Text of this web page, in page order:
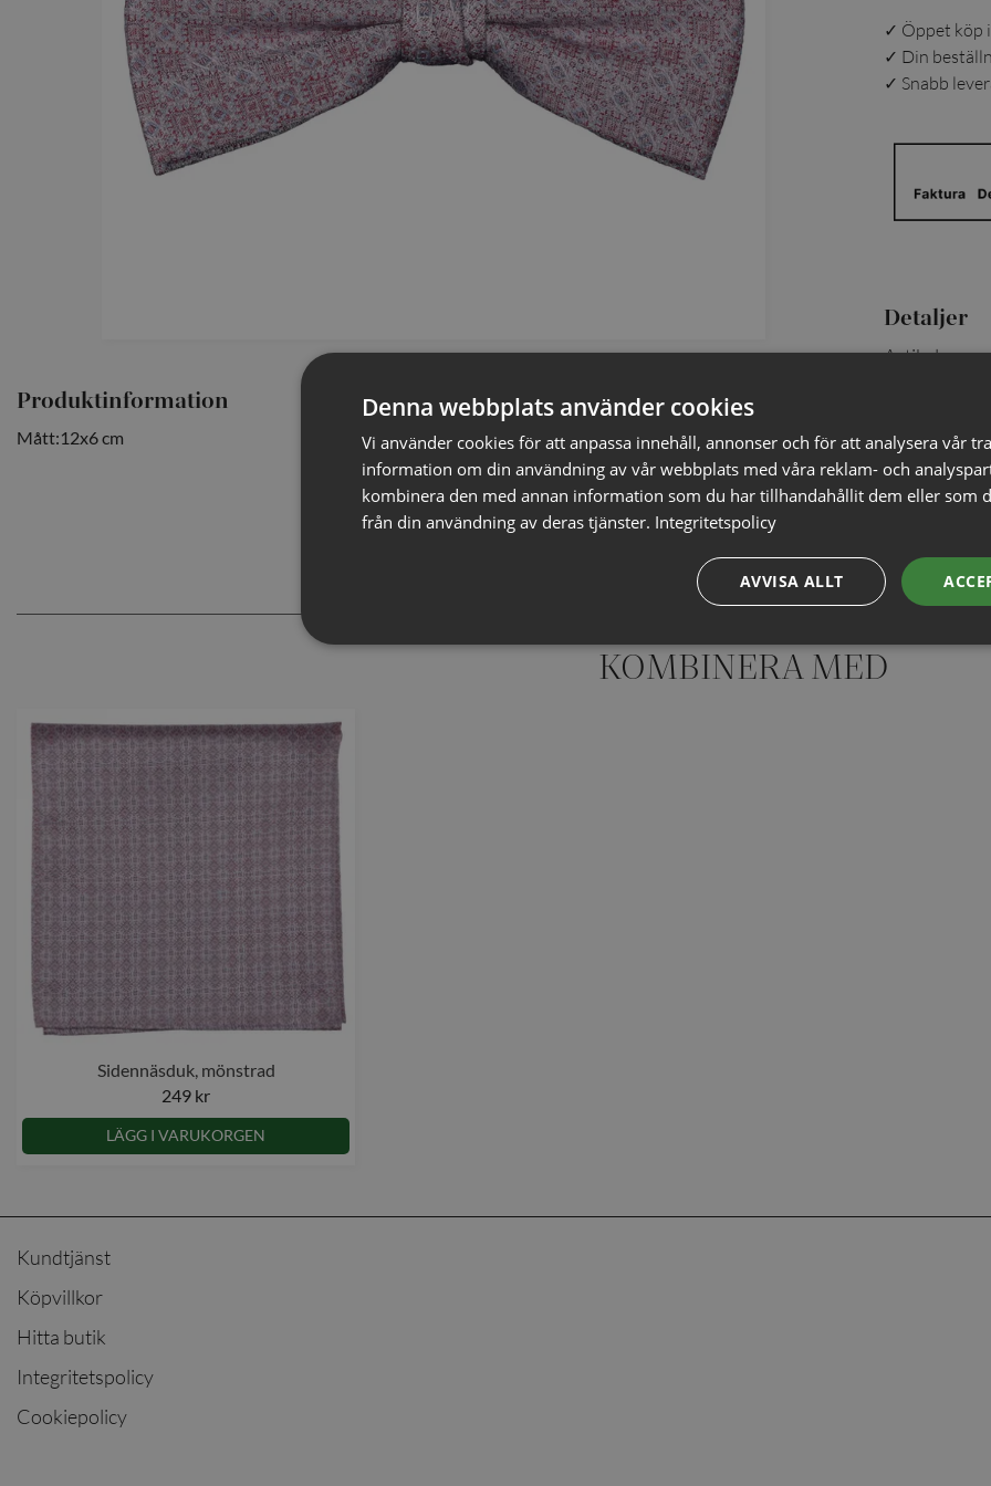
Produktinformation
Mått:12x6 cm
✓ Öppet köp
✓ Din
✓ Snabb
Detaljer
Färg:
KOMBINERA MED
Sidennäsduk, mönstrad
249 kr
LÄGG I VARUKORGEN
Kundtjänst
Köpvillkor
Hitta butik
Integritetspolicy
Cookiepolicy
Denna webbplats använder cookies
Vi använder cookies för att anpassa innehåll, annonser och för att analysera vår
information om din användning av vår webbplats med våra reklam- och
kombinera den med annan information som du har tillhandahållit dem eller som
från din användning av deras tjänster. Integritetspolicy
AVVISA ALLT